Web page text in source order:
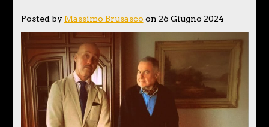
Posted by Massimo Brusasco on 26 Giugno 2024